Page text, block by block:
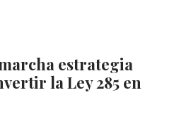
estrategia
la Ley 285 en